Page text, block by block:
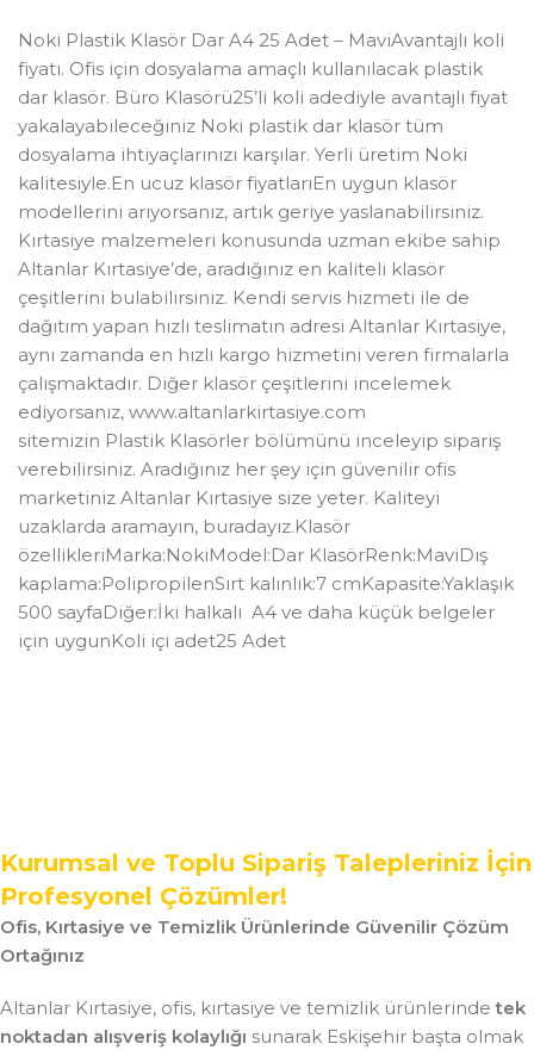
Noki Plastik Klasör Dar A4 25 Adet – MaviAvantajlı koli
fiyatı. Ofis için dosyalama amaçlı kullanılacak plastik
dar klasör. Büro Klasörü25’li koli adediyle avantajlı fiyat
yakalayabileceğiniz Noki plastik dar klasör tüm
dosyalama ihtiyaçlarınızı karşılar. Yerli üretim Noki
kalitesiyle.En ucuz klasör fiyatlarıEn uygun klasör
modellerini arıyorsanız, artık geriye yaslanabilirsiniz.
Kırtasiye malzemeleri konusunda uzman ekibe sahip
Altanlar Kırtasiye’de, aradığınız en kaliteli klasör
çeşitlerini bulabilirsiniz. Kendi servis hizmeti ile de
dağıtım yapan hızlı teslimatın adresi Altanlar Kırtasiye,
aynı zamanda en hızlı kargo hizmetini veren firmalarla
çalışmaktadır. Diğer klasör çeşitlerini incelemek
ediyorsanız, www.altanlarkirtasiye.com
sitemizin Plastik Klasörler bölümünü inceleyip sipariş
verebilirsiniz. Aradığınız her şey için güvenilir ofis
marketiniz Altanlar Kırtasiye size yeter. Kaliteyi
uzaklarda aramayın, buradayız.Klasör
özellikleriMarka:NokiModel:Dar KlasörRenk:MaviDış
kaplama:PolipropilenSırt kalınlık:7 cmKapasite:Yaklaşık
500 sayfaDiğer:İki halkalı A4 ve daha küçük belgeler
için uygunKoli içi adet25 Adet
Kurumsal ve Toplu Sipariş Talepleriniz İçin
Profesyonel Çözümler!
Ofis, Kırtasiye ve Temizlik Ürünlerinde Güvenilir Çözüm
Ortağınız
Altanlar Kırtasiye, ofis, kırtasiye ve temizlik ürünlerindetek
noktadan alışveriş kolaylığı sunarak Eskişehir başta olmak